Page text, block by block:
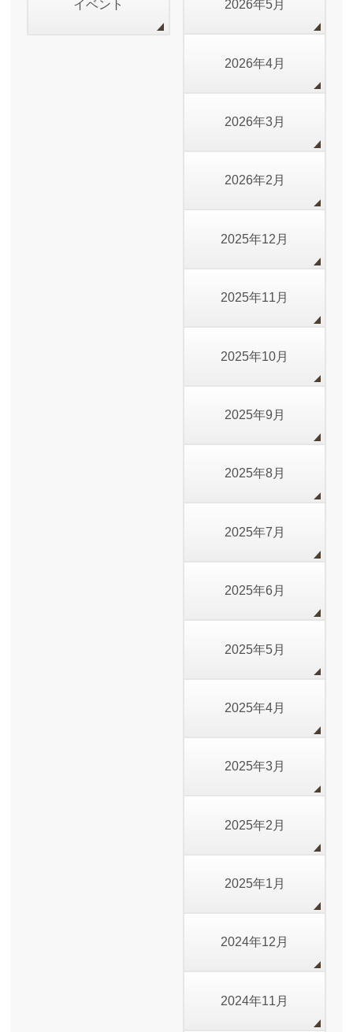
イベント 2026年5月
2026年4月
2026年3月
2026年2月
2025年12月
2025年11月
2025年10月
2025年9月
2025年8月
2025年7月
2025年6月
2025年5月
2025年4月
2025年3月
2025年2月
2025年1月
2024年12月
2024年11月